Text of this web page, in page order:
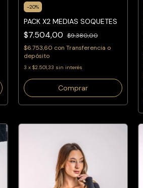
-20%
PACK X2 MEDIAS SOQUETES
$7.504,00 $9.380,00
$6.753,60 con Transferencia o
depósito
3 x $2.501,33 sin interés
Comprar